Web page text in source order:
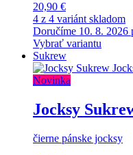
20,90 €
4 z 4 variánt skladom
Doručíme 10. 8. 2026
Vybrať variantu
Sukrew
Novinka
Jocksy
čierne pánske jocksy